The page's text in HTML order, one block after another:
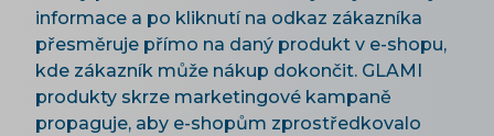
informace a po kliknutí na odkaz zákazníka
přesměruje přímo na daný produkt v e-shopu,
kde zákazník může nákup dokončit. GLAMI
produkty skrze marketingové kampaně
propaguje, aby e-shopům zprostředkovalo